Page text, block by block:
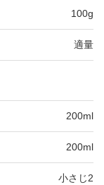
100g
適量
200ml
200ml
小さじ2